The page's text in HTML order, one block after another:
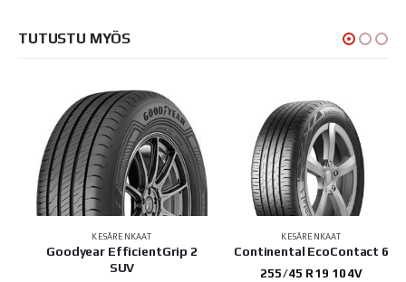
TUTUSTU MYÖS
KESÄRENKAAT
Goodyear EfficientGrip 2
SUV
KESÄRENKAAT
Continental EcoContact 6
255/45 R19 104V